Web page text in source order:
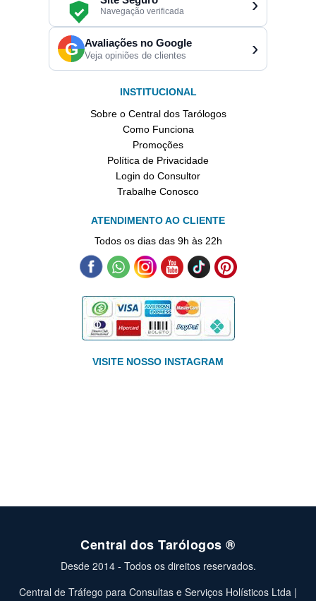
Navegação verificada ›
G Avaliações no Google
Veja opiniões de clientes ›
INSTITUCIONAL
Sobre o Central dos Tarólogos
Como Funciona
Promoções
Política de Privacidade
Login do Consultor
Trabalhe Conosco
ATENDIMENTO AO CLIENTE
Todos os dias das 9h às 22h
VISITE NOSSO INSTAGRAM
Central dos Tarólogos ®
Desde 2014 - Todos os direitos reservados.
Central de Tráfego para Consultas e Serviços Holísticos Ltda |